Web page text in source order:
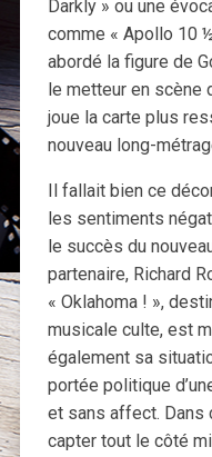
Darkly » ou une
comme « Apollo 10
abordé la figure de
le metteur en scène
joue la carte plus
nouveau long-
Il fallait bien ce
les sentiments
le succès du
partenaire, Richard
« Oklahoma ! »,
musicale culte, est
également sa
portée politique
et sans affect. Dans
capter tout le côté